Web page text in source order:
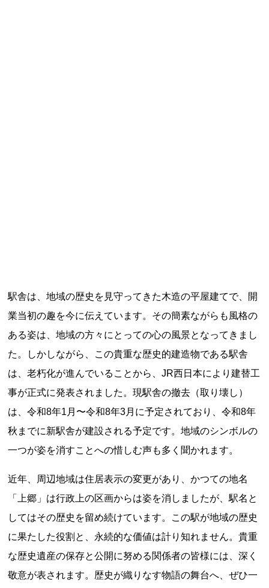
Final Access Books
上郷温水路 東急8500系
駅舎は、地域の歴史を見守ってきた木造の平屋建てで、開
業当初の趣を今に伝えています。その簡素ながらも風格の
ある姿は、地域の方々にとっての心の風景となってきまし
た。しかしながら、この貴重な歴史的建造物である駅舎
は、老朽化が進んでいることから、JR西日本により建替工
事が正式に発表されました。現駅舎の撤去（取り壊し）
は、令和8年1月〜令和8年3月に予定されており、令和8年
秋までに新駅舎が建設される予定です。地域のシンボルの
一つが姿を消すことへの惜しむ声も多く聞かれます。
近年、周辺地域は住居表示の変更があり、かつての地名
「上郷」は行政上の区画からは姿を消しましたが、駅名と
してはその歴史を留め続けています。この駅が地域の歴史
に果たした役割と、永続的な価値は計り知れません。貴重
な歴史遺産の保存と公開に努める関係者の皆様には、深く
敬意が表されます。歴史が織りなす物語の舞台へ、ぜひ一